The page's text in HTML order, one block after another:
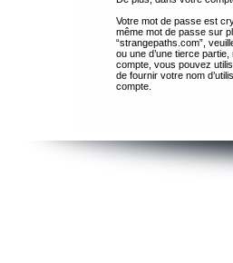
Votre mot de passe est
même mot de passe sur
“strangepaths.com”,
ou une d’une tierce
compte, vous pouvez
de fournir votre nom
compte.